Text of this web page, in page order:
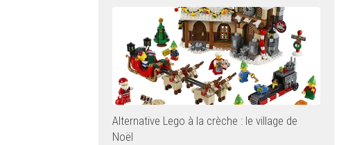
Alternative Lego à la crèche : le village de
Noël